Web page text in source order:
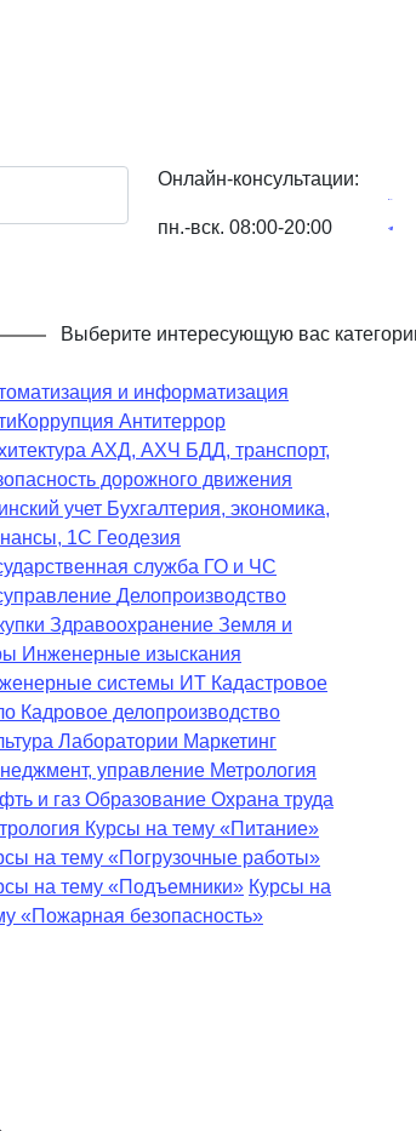
Онлайн-консультации:
пн.-вск. 08:00-20:00
Выберите интересующую вас
и информатизация
Антитеррор
АХД, АХЧ БДД, транспорт,
дорожного движения
учет Бухгалтерия, экономика,
1С Геодезия
служба ГО и ЧС
Делопроизводство
Здравоохранение Земля и
Инженерные изыскания
системы ИТ Кадастровое
Кадровое делопроизводство
Лаборатории Маркетинг
управление Метрология
и газ Образование Охрана труда
Курсы на тему «Питание»
на тему «Погрузочные работы»
на тему «Подъемники» Курсы на
«Пожарная безопасность»